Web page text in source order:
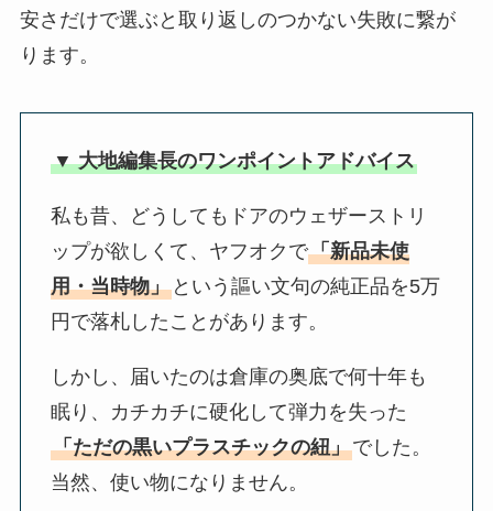
安さだけで選ぶと取り返しのつかない失敗に繋が
ります。
▼ 大地編集長のワンポイントアドバイス
私も昔、どうしてもドアのウェザーストリ
ップが欲しくて、ヤフオクで「新品未使
用・当時物」という謳い文句の純正品を5万
円で落札したことがあります。
しかし、届いたのは倉庫の奥底で何十年も
眠り、カチカチに硬化して弾力を失った
「ただの黒いプラスチックの紐」でした。
当然、使い物になりません。